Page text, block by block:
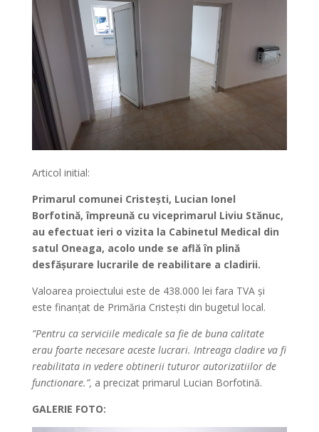
Articol initial:
Primarul comunei Cristești, Lucian Ionel
Borfotină, împreună cu viceprimarul Liviu Stănuc,
au efectuat ieri o vizita la Cabinetul Medical din
satul Oneaga, acolo unde se află în plină
desfășurare lucrarile de reabilitare a cladirii.
Valoarea proiectului este de 438.000 lei fara TVA și
este finanțat de Primăria Cristești din bugetul local.
”Pentru ca serviciile medicale sa fie de buna calitate
erau foarte necesare aceste lucrari. Intreaga cladire va fi
reabilitata in vedere obtinerii tuturor autorizatiilor de
functionare.”, a precizat primarul Lucian Borfotină.
GALERIE FOTO: